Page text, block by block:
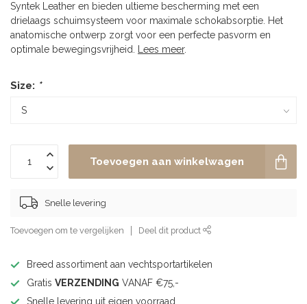
Syntek Leather en bieden ultieme bescherming met een
drielaags schuimsysteem voor maximale schokabsorptie. Het
anatomische ontwerp zorgt voor een perfecte pasvorm en
optimale bewegingsvrijheid.
Lees meer.
Size: *
Toevoegen aan winkelwagen
Snelle levering
Toevoegen om te vergelijken Deel dit product
Breed assortiment aan vechtsportartikelen
Gratis VERZENDING VANAF €75,-
Snelle levering uit eigen voorraad